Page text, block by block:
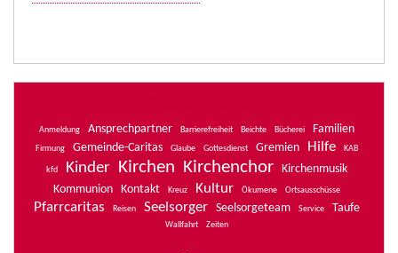
Anmeldung Ansprechpartner Barrierefreiheit Beichte Bücherei Familien
Firmung Gemeinde-Caritas Glaube Gottesdienst Gremien Hilfe KAB
kfd Kinder Kirchen Kirchenchor
Kirchenmusik
Kommunion
Kontakt Kreuz Kultur Ökumene Ortsausschüsse
Pfarrcaritas Reisen Seelsorger Seelsorgeteam Service Taufe
Wallfahrt Zeiten